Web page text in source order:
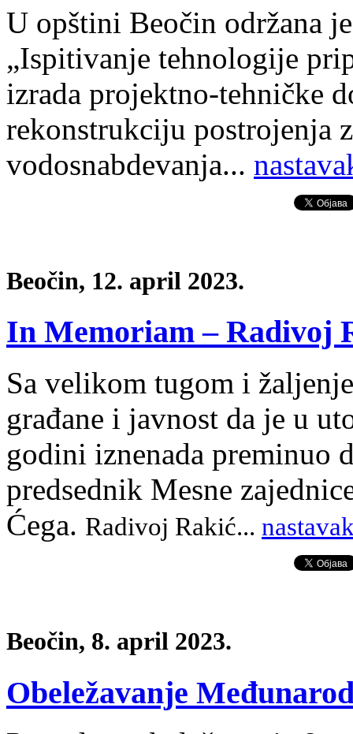
U opštini Beočin održana
„Ispitivanje tehnologije
izrada projektno-tehničke
rekonstrukciju postrojenja
vodosnabdevanja...
Beočin, 12. april 2023.
In Memoriam – Radivoj
Sa velikom tugom i
građane i javnost da je u
godini iznenada preminuo
predsednik Mesne
Ćega. Radivoj Rakić...
Beočin, 8. april 2023.
Obeležavanje